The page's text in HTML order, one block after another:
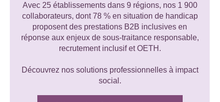
Avec 25 établissements dans 9 régions, nos 1 900
collaborateurs, dont 78 % en situation de handicap
proposent des prestations B2B inclusives en
réponse aux enjeux de sous-traitance responsable,
recrutement inclusif et OETH.
Découvrez nos solutions professionnelles à impact
social.